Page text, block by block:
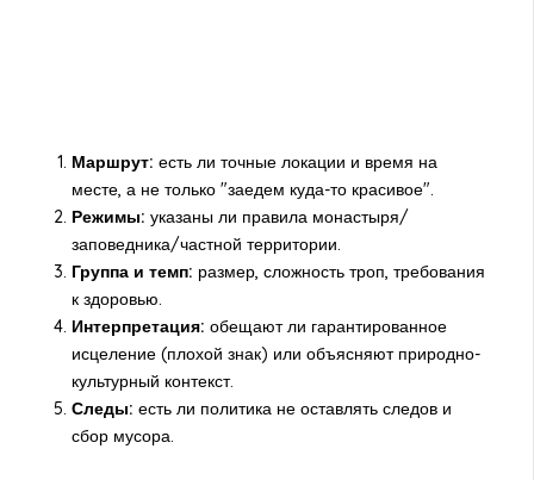
Маршрут: есть ли точные локации и время на
месте, а не только "заедем куда-то красивое".
Режимы: указаны ли правила монастыря/
заповедника/частной территории.
Группа и темп: размер, сложность троп, требования
к здоровью.
Интерпретация: обещают ли гарантированное
исцеление (плохой знак) или объясняют природно-
культурный контекст.
Следы: есть ли политика не оставлять следов и
сбор мусора.